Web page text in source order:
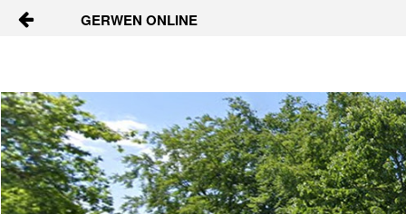
GERWEN ONLINE
Vraagbaak
Activiteiten
Dorpsgids